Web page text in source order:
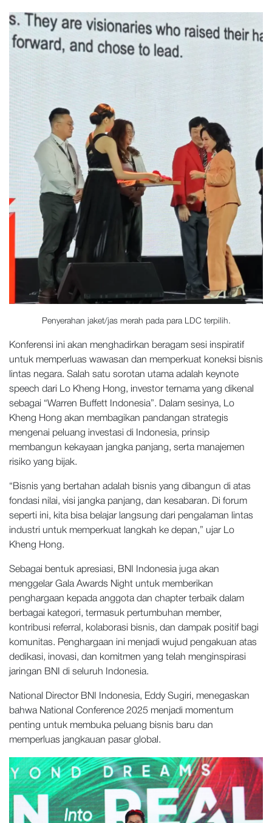
Penyerahan jaket/jas merah pada para LDC terpilih.
Konferensi ini akan menghadirkan beragam sesi inspiratif
untuk memperluas wawasan dan memperkuat koneksi bisnis
lintas negara. Salah satu sorotan utama adalah keynote
speech dari Lo Kheng Hong, investor ternama yang dikenal
sebagai “Warren Buffett Indonesia”. Dalam sesinya, Lo
Kheng Hong akan membagikan pandangan strategis
mengenai peluang investasi di Indonesia, prinsip
membangun kekayaan jangka panjang, serta manajemen
risiko yang bijak.
“Bisnis yang bertahan adalah bisnis yang dibangun di atas
fondasi nilai, visi jangka panjang, dan kesabaran. Di forum
seperti ini, kita bisa belajar langsung dari pengalaman lintas
industri untuk memperkuat langkah ke depan,” ujar Lo
Kheng Hong.
Sebagai bentuk apresiasi, BNI Indonesia juga akan
menggelar Gala Awards Night untuk memberikan
penghargaan kepada anggota dan chapter terbaik dalam
berbagai kategori, termasuk pertumbuhan member,
kontribusi referral, kolaborasi bisnis, dan dampak positif bagi
komunitas. Penghargaan ini menjadi wujud pengakuan atas
dedikasi, inovasi, dan komitmen yang telah menginspirasi
jaringan BNI di seluruh Indonesia.
National Director BNI Indonesia, Eddy Sugiri, menegaskan
bahwa National Conference 2025 menjadi momentum
penting untuk membuka peluang bisnis baru dan
memperluas jangkauan pasar global.